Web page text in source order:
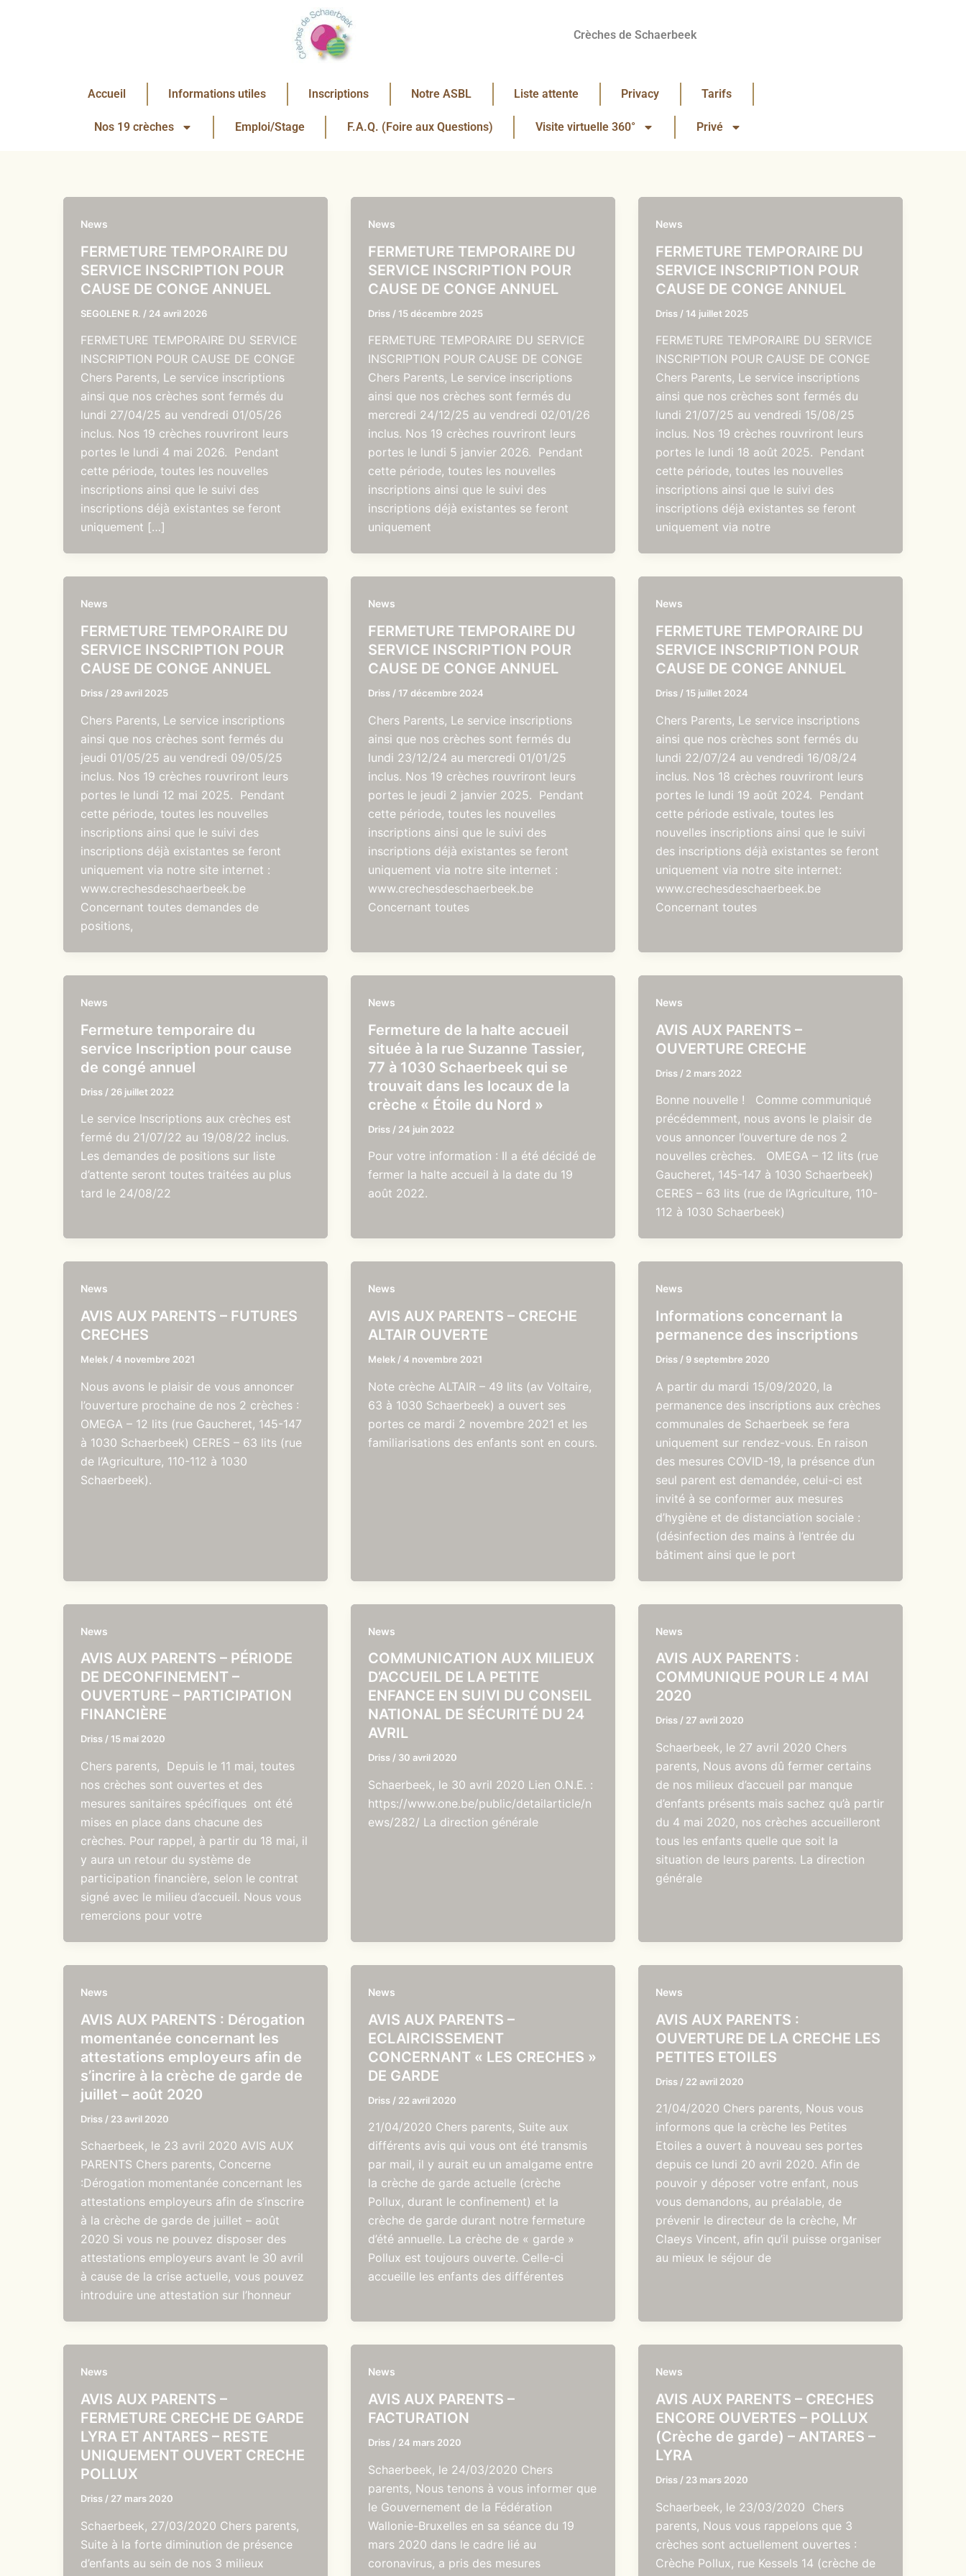
Crèches de Schaerbeek
Accueil Informations utiles Inscriptions Notre ASBL Liste attente Privacy Tarifs
Nos 19 crèches Emploi/Stage F.A.Q. (Foire aux Questions) Visite virtuelle 360° Privé
News
FERMETURE TEMPORAIRE DU
SERVICE INSCRIPTION POUR
CAUSE DE CONGE ANNUEL
SEGOLENE R. / 24 avril 2026
FERMETURE TEMPORAIRE DU SERVICE
INSCRIPTION POUR CAUSE DE CONGE
Chers Parents, Le service inscriptions
ainsi que nos crèches sont fermés du
lundi 27/04/25 au vendredi 01/05/26
inclus. Nos 19 crèches rouvriront leurs
portes le lundi 4 mai 2026. Pendant
cette période, toutes les nouvelles
inscriptions ainsi que le suivi des
inscriptions déjà existantes se feront
uniquement […]
News
FERMETURE TEMPORAIRE DU
SERVICE INSCRIPTION POUR
CAUSE DE CONGE ANNUEL
Driss / 15 décembre 2025
FERMETURE TEMPORAIRE DU SERVICE
INSCRIPTION POUR CAUSE DE CONGE
Chers Parents, Le service inscriptions
ainsi que nos crèches sont fermés du
mercredi 24/12/25 au vendredi 02/01/26
inclus. Nos 19 crèches rouvriront leurs
portes le lundi 5 janvier 2026. Pendant
cette période, toutes les nouvelles
inscriptions ainsi que le suivi des
inscriptions déjà existantes se feront
uniquement
News
FERMETURE TEMPORAIRE DU
SERVICE INSCRIPTION POUR
CAUSE DE CONGE ANNUEL
Driss / 14 juillet 2025
FERMETURE TEMPORAIRE DU SERVICE
INSCRIPTION POUR CAUSE DE CONGE
Chers Parents, Le service inscriptions
ainsi que nos crèches sont fermés du
lundi 21/07/25 au vendredi 15/08/25
inclus. Nos 19 crèches rouvriront leurs
portes le lundi 18 août 2025. Pendant
cette période, toutes les nouvelles
inscriptions ainsi que le suivi des
inscriptions déjà existantes se feront
uniquement via notre
News
FERMETURE TEMPORAIRE DU
SERVICE INSCRIPTION POUR
CAUSE DE CONGE ANNUEL
Driss / 29 avril 2025
Chers Parents, Le service inscriptions
ainsi que nos crèches sont fermés du
jeudi 01/05/25 au vendredi 09/05/25
inclus. Nos 19 crèches rouvriront leurs
portes le lundi 12 mai 2025. Pendant
cette période, toutes les nouvelles
inscriptions ainsi que le suivi des
inscriptions déjà existantes se feront
uniquement via notre site internet :
www.crechesdeschaerbeek.be
Concernant toutes demandes de
positions,
News
FERMETURE TEMPORAIRE DU
SERVICE INSCRIPTION POUR
CAUSE DE CONGE ANNUEL
Driss / 17 décembre 2024
Chers Parents, Le service inscriptions
ainsi que nos crèches sont fermés du
lundi 23/12/24 au mercredi 01/01/25
inclus. Nos 19 crèches rouvriront leurs
portes le jeudi 2 janvier 2025. Pendant
cette période, toutes les nouvelles
inscriptions ainsi que le suivi des
inscriptions déjà existantes se feront
uniquement via notre site internet :
www.crechesdeschaerbeek.be
Concernant toutes
News
FERMETURE TEMPORAIRE DU
SERVICE INSCRIPTION POUR
CAUSE DE CONGE ANNUEL
Driss / 15 juillet 2024
Chers Parents, Le service inscriptions
ainsi que nos crèches sont fermés du
lundi 22/07/24 au vendredi 16/08/24
inclus. Nos 18 crèches rouvriront leurs
portes le lundi 19 août 2024. Pendant
cette période estivale, toutes les
nouvelles inscriptions ainsi que le suivi
des inscriptions déjà existantes se feront
uniquement via notre site internet:
www.crechesdeschaerbeek.be
Concernant toutes
News
Fermeture temporaire du
service Inscription pour cause
de congé annuel
Driss / 26 juillet 2022
Le service Inscriptions aux crèches est
fermé du 21/07/22 au 19/08/22 inclus.
Les demandes de positions sur liste
d’attente seront toutes traitées au plus
tard le 24/08/22
News
Fermeture de la halte accueil
située à la rue Suzanne Tassier,
77 à 1030 Schaerbeek qui se
trouvait dans les locaux de la
crèche « Étoile du Nord »
Driss / 24 juin 2022
Pour votre information : Il a été décidé de
fermer la halte accueil à la date du 19
août 2022.
News
AVIS AUX PARENTS –
OUVERTURE CRECHE
Driss / 2 mars 2022
Bonne nouvelle ! Comme communiqué
précédemment, nous avons le plaisir de
vous annoncer l’ouverture de nos 2
nouvelles crèches. OMEGA – 12 lits (rue
Gaucheret, 145-147 à 1030 Schaerbeek)
CERES – 63 lits (rue de l’Agriculture, 110-
112 à 1030 Schaerbeek)
News
AVIS AUX PARENTS – FUTURES
CRECHES
Melek /4 novembre 2021
Nous avons le plaisir de vous annoncer
l’ouverture prochaine de nos 2 crèches :
OMEGA – 12 lits (rue Gaucheret, 145-147
à 1030 Schaerbeek) CERES – 63 lits (rue
de l’Agriculture, 110-112 à 1030
Schaerbeek).
News
AVIS AUX PARENTS – CRECHE
ALTAIR OUVERTE
Melek /4 novembre 2021
Note crèche ALTAIR – 49 lits (av Voltaire,
63 à 1030 Schaerbeek) a ouvert ses
portes ce mardi 2 novembre 2021 et les
familiarisations des enfants sont en cours.
News
Informations concernant la
permanence des inscriptions
Driss / 9 septembre 2020
A partir du mardi 15/09/2020, la
permanence des inscriptions aux crèches
communales de Schaerbeek se fera
uniquement sur rendez-vous. En raison
des mesures COVID-19, la présence d’un
seul parent est demandée, celui-ci est
invité à se conformer aux mesures
d’hygiène et de distanciation sociale :
(désinfection des mains à l’entrée du
bâtiment ainsi que le port
News
AVIS AUX PARENTS – PÉRIODE
DE DECONFINEMENT –
OUVERTURE – PARTICIPATION
FINANCIÈRE
Driss / 15 mai 2020
Chers parents, Depuis le 11 mai, toutes
nos crèches sont ouvertes et des
mesures sanitaires spécifiques ont été
mises en place dans chacune des
crèches. Pour rappel, à partir du 18 mai, il
y aura un retour du système de
participation financière, selon le contrat
signé avec le milieu d’accueil. Nous vous
remercions pour votre
News
COMMUNICATION AUX MILIEUX
D’ACCUEIL DE LA PETITE
ENFANCE EN SUIVI DU CONSEIL
NATIONAL DE SÉCURITÉ DU 24
AVRIL
Driss / 30 avril 2020
Schaerbeek, le 30 avril 2020 Lien O.N.E. :
https://www.one.be/public/detailarticle/n
ews/282/ La direction générale
News
AVIS AUX PARENTS :
COMMUNIQUE POUR LE 4 MAI
2020
Driss / 27 avril 2020
Schaerbeek, le 27 avril 2020 Chers
parents, Nous avons dû fermer certains
de nos milieux d’accueil par manque
d’enfants présents mais sachez qu’à partir
du 4 mai 2020, nos crèches accueilleront
tous les enfants quelle que soit la
situation de leurs parents. La direction
générale
News
AVIS AUX PARENTS : Dérogation
momentanée concernant les
attestations employeurs afin de
s’incrire à la crèche de garde de
juillet – août 2020
Driss / 23 avril 2020
Schaerbeek, le 23 avril 2020 AVIS AUX
PARENTS Chers parents, Concerne
:Dérogation momentanée concernant les
attestations employeurs afin de s’inscrire
à la crèche de garde de juillet – août
2020 Si vous ne pouvez disposer des
attestations employeurs avant le 30 avril
à cause de la crise actuelle, vous pouvez
introduire une attestation sur l’honneur
News
AVIS AUX PARENTS –
ECLAIRCISSEMENT
CONCERNANT « LES CRECHES »
DE GARDE
Driss / 22 avril 2020
21/04/2020 Chers parents, Suite aux
différents avis qui vous ont été transmis
par mail, il y aurait eu un amalgame entre
la crèche de garde actuelle (crèche
Pollux, durant le confinement) et la
crèche de garde durant notre fermeture
d’été annuelle. La crèche de « garde »
Pollux est toujours ouverte. Celle-ci
accueille les enfants des différentes
News
AVIS AUX PARENTS :
OUVERTURE DE LA CRECHE LES
PETITES ETOILES
Driss / 22 avril 2020
21/04/2020 Chers parents, Nous vous
informons que la crèche les Petites
Etoiles a ouvert à nouveau ses portes
depuis ce lundi 20 avril 2020. Afin de
pouvoir y déposer votre enfant, nous
vous demandons, au préalable, de
prévenir le directeur de la crèche, Mr
Claeys Vincent, afin qu’il puisse organiser
au mieux le séjour de
News
AVIS AUX PARENTS –
FERMETURE CRECHE DE GARDE
LYRA ET ANTARES – RESTE
UNIQUEMENT OUVERT CRECHE
POLLUX
Driss / 27 mars 2020
Schaerbeek, 27/03/2020 Chers parents,
Suite à la forte diminution de présence
d’enfants au sein de nos 3 milieux
News
AVIS AUX PARENTS –
FACTURATION
Driss / 24 mars 2020
Schaerbeek, le 24/03/2020 Chers
parents, Nous tenons à vous informer que
le Gouvernement de la Fédération
Wallonie-Bruxelles en sa séance du 19
mars 2020 dans le cadre lié au
coronavirus, a pris des mesures
News
AVIS AUX PARENTS – CRECHES
ENCORE OUVERTES – POLLUX
(Crèche de garde) – ANTARES –
LYRA
Driss / 23 mars 2020
Schaerbeek, le 23/03/2020 Chers
parents, Nous vous rappelons que 3
crèches sont actuellement ouvertes :
Crèche Pollux, rue Kessels 14 (crèche de